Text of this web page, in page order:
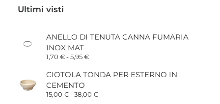
Ultimi visti
ANELLO DI TENUTA CANNA FUMARIA
INOX MAT
1,70 €-5,95€Fascia
prezzo:
da
a
CIOTOLA TONDA PER ESTERNO IN
CEMENTO
15,00 €-38,00 €Fascia